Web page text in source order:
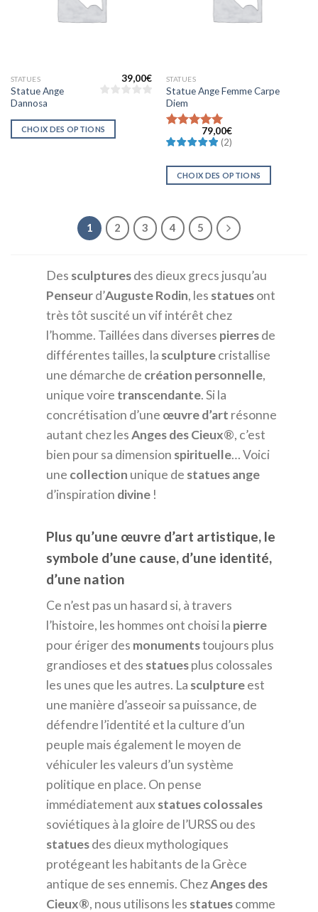
STATUES
Statue Ange
Dannosa
39,00€
CHOIX DES OPTIONS
STATUES
Statue Ange Femme Carpe
Diem
Note
5.0000000000000000
79,00€
(2)
CHOIX DES OPTIONS
1 2 3 4 5
Des sculpturesdes dieux grecs jusqu’au
Penseurd’Auguste Rodin, les statuesont
très tôt suscité un vif intérêt chez
l’homme. Taillées dans diverses pierresde
différentes tailles, la sculpturecristallise
une démarche de création personnelle,
unique voire transcendante. Si la
concrétisation d’une œuvred’art résonne
autant chez lesAnges des Cieux®, c’est
bien pour sa dimension spirituelle… Voici
une collection unique de statuesange
d’inspiration divine !
Plus qu’une œuvre d’art artistique, le
symbole d’une cause, d’une identité,
d’une nation
Ce n’est pas un hasard si, à travers
l’histoire, les hommes ont choisi la pierre
pour ériger des monumentstoujours plus
grandioses et des statuesplus colossales
les unes que les autres. La sculptureest
une manière d’asseoir sa puissance, de
défendre l’identité et la culture d’un
peuple mais également le moyen de
véhiculer les valeurs d’un système
politique en place. On pense
immédiatement aux statuescolossales
soviétiques à la gloire de l’URSS ou des
statuesdes dieux mythologiques
protégeant les habitants de la Grèce
antique de ses ennemis. ChezAnges des
Cieux®, nous utilisons les statuescomme